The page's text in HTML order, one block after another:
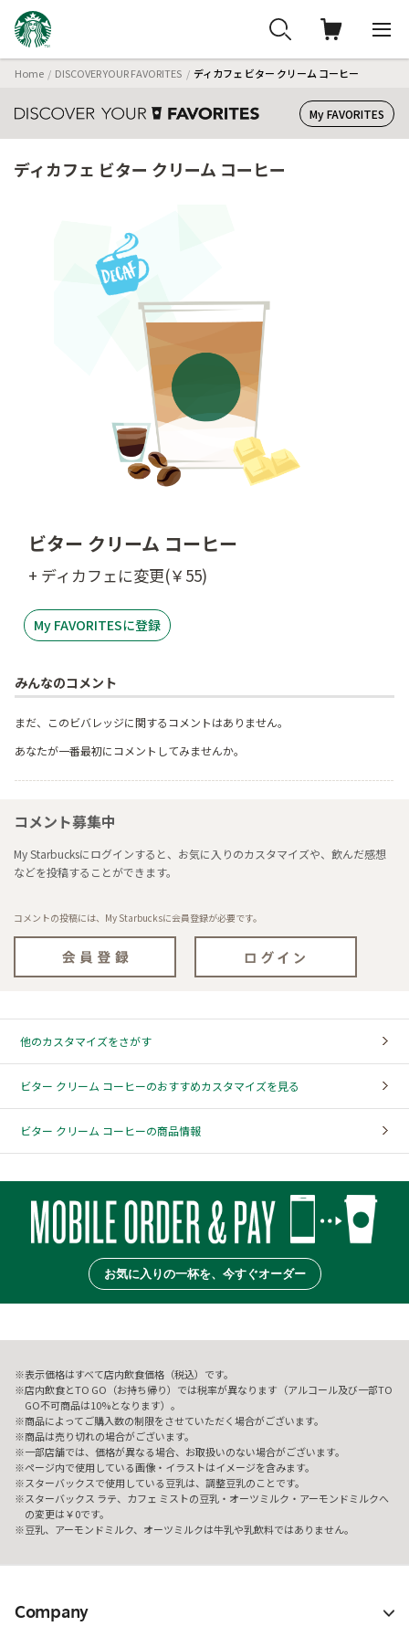
Home DISCOVER YOUR FAVORITES ディカフェ ビター クリーム コーヒー
My FAVORITES
ディカフェ ビター クリーム コーヒー
ビター クリーム コーヒー
+ ディカフェに変更(￥55)
My FAVORITESに登録
みんなのコメント
まだ、このビバレッジに関するコメントはありません。
あなたが一番最初にコメントしてみませんか。
コメント募集中
My Starbucksにログインすると、お気に入りのカスタマイズや、飲んだ感想
などを投稿することができます。
コメントの投稿には、My Starbucksに会員登録が必要です。
他のカスタマイズをさがす
ビター クリーム コーヒーのおすすめカスタマイズを見る
ビター クリーム コーヒーの商品情報
お気に入りの一杯を、今すぐオーダー
表示価格はすべて店内飲食価格（税込）です。
店内飲食とTO GO（お持ち帰り）では税率が異なります（アルコール及び一部TO
GO不可商品は10%となります）。
商品によってご購入数の制限をさせていただく場合がございます。
商品は売り切れの場合がございます。
一部店舗では、価格が異なる場合、お取扱いのない場合がございます。
ページ内で使用している画像・イラストはイメージを含みます。
スターバックスで使用している豆乳は、調整豆乳のことです。
スターバックス ラテ、カフェ ミストの豆乳・オーツミルク・アーモンドミルクへ
の変更は￥0です。
豆乳、アーモンドミルク、オーツミルクは牛乳や乳飲料ではありません。
Company